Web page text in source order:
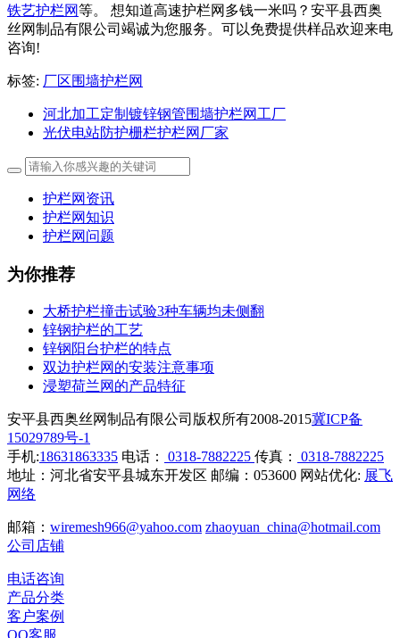
铁艺护栏网等。 想知道高速护栏网多钱一米吗？安平县西奥
丝网制品有限公司竭诚为您服务。可以免费提供样品欢迎来电
咨询!
标签: 厂区围墙护栏网
河北加工定制镀锌钢管围墙护栏网工厂
光伏电站防护栅栏护栏网厂家
护栏网资讯
护栏网知识
护栏网问题
为你推荐
大桥护栏撞击试验3种车辆均未侧翻
锌钢护栏的工艺
锌钢阳台护栏的特点
双边护栏网的安装注意事项
浸塑荷兰网的产品特征
安平县西奥丝网制品有限公司版权所有2008-2015冀ICP备
15029789号-1
手机:18631863335 电话： 0318-7882225 传真：
0318-7882225
地址：河北省安平县城东开发区 邮编：053600 网站优化: 展飞
网络
邮箱： wiremesh966@yahoo.com zhaoyuan_china@hotmail.com
公司店铺
电话咨询
产品分类
客户案例